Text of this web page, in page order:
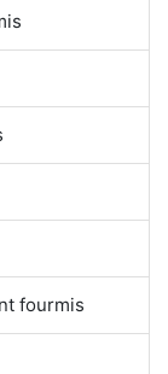
fourmis